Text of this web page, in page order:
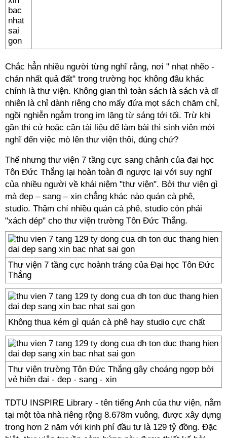
Chắc hẳn nhiều người từng nghĩ rằng, nơi " nhạt nhẽo -
chán nhất quả đất" trong trường học không đâu khác
chính là thư viện. Không gian thì toàn sách là sách và dĩ
nhiên là chỉ dành riêng cho mấy đứa mọt sách chăm chỉ,
ngồi nghiễn ngẫm trong im lặng từ sáng tới tối. Trừ khi
gần thi cử hoặc cần tài liệu để làm bài thì sinh viên mới
nghĩ đến việc mò lên thư viện thôi, đúng chứ?
Thế nhưng thư viện 7 tầng cực sang chảnh của đại học
Tôn Đức Thắng lại hoàn toàn đi ngược lại với suy nghĩ
của nhiều người về khái niệm "thư viện". Bởi thư viện gì
mà đẹp – sang – xịn chẳng khác nào quán cà phê,
studio. Thậm chí nhiều quán cà phê, studio còn phải
"xách dép" cho thư viện trường Tôn Đức Thắng.
Thư viện 7 tầng cực hoành tráng của Đại học Tôn Đức
Thắng
Không thua kém gì quán cà phê hay studio cực chất
Thư viện trường Tôn Đức Thắng gây choáng ngợp bởi
vẻ hiện đại - đẹp - sang - xịn
TDTU INSPIRE Library - tên tiếng Anh của thư viện, nằm
tại một tòa nhà riêng rộng 8.678m vuông, được xây dựng
trong hơn 2 năm với kinh phí đầu tư là 129 tỷ đồng. Đặc